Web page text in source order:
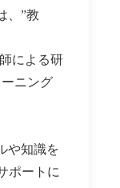
、”教
による研
ニング
や知識を
ポートに